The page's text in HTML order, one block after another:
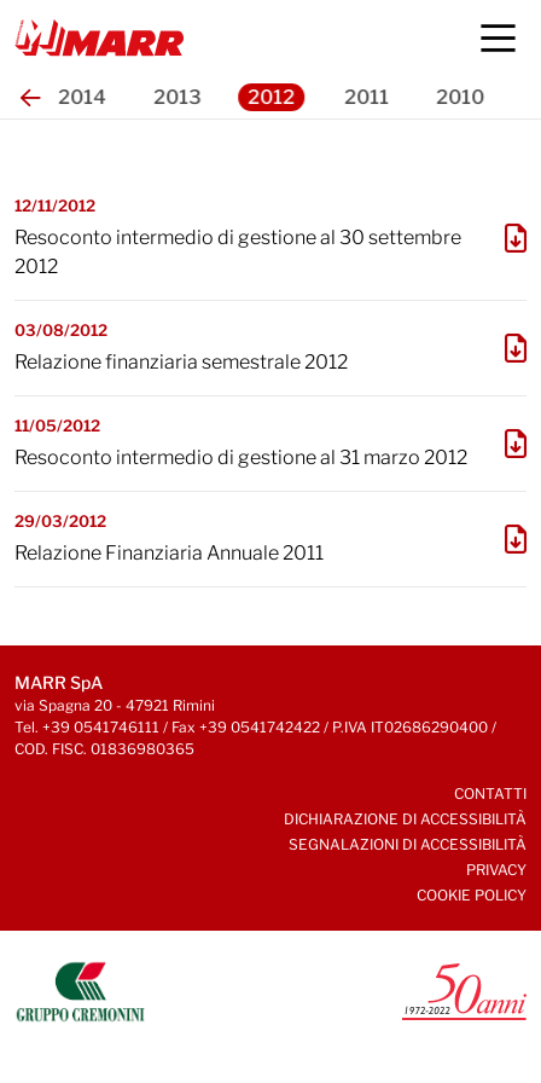
Bilanci e relazioni
2014 2013 2012 2011 2010
12/11/2012
Resoconto intermedio di gestione al 30 settembre
2012
03/08/2012
Relazione finanziaria semestrale 2012
11/05/2012
Resoconto intermedio di gestione al 31 marzo 2012
29/03/2012
Relazione Finanziaria Annuale 2011
MARR SpA
via Spagna 20 - 47921 Rimini
Tel. +39 0541746111 / Fax +39 0541742422 / P.IVA IT02686290400 /
COD. FISC. 01836980365
CONTATTI
DICHIARAZIONE DI ACCESSIBILITÀ
SEGNALAZIONI DI ACCESSIBILITÀ
PRIVACY
COOKIE POLICY